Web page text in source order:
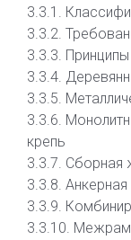
3.3.1.
3.3.2.
3.3.3.
3.3.4.
3.3.5.
3.3.6.
крепь
3.3.7. Сборная
3.3.8. Анкерная
3.3.9.
3.3.10.